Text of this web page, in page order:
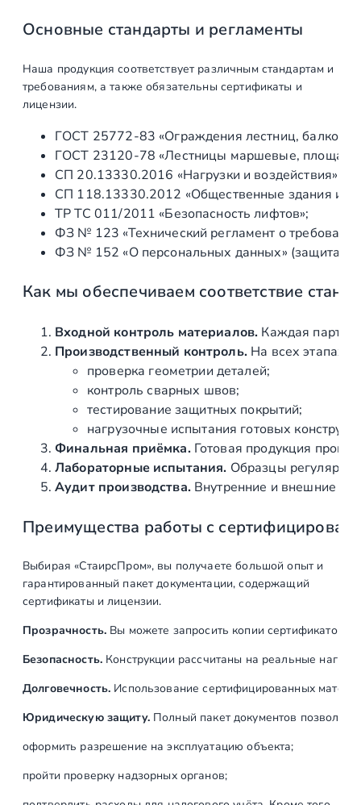
Основные стандарты и регламенты
Наша продукция соответствует различным стандартам и
требованиям, а также обязательны сертификаты и
лицензии.
ГОСТ 25772‑83 «Ограждения лестниц,
ГОСТ 23120‑78 «Лестницы маршевые,
СП 20.13330.2016 «Нагрузки и воздействия»
СП 118.13330.2012 «Общественные здания и
ТР ТС 011/2011 «Безопасность лифтов»;
ФЗ № 123 «Технический регламент о
ФЗ № 152 «О персональных данных» (защита
Как мы обеспечиваем соответствие
Входной контроль материалов. Каждая партия
Производственный контроль.На всех этапах
проверка геометрии деталей;
контроль сварных швов;
тестирование защитных покрытий;
нагрузочные испытания готовых
Финальная приёмка.Готовая продукция
Лабораторные испытания. Образцы регулярно
Аудит производства.Внутренние и внешние
Преимущества работы с
Выбирая «СтаирсПром», вы получаете большой опыт и
гарантированный пакет документации, содержащий
сертификаты и лицензии.
Прозрачность.Вы можете запросить копии сертификатов
Безопасность.Конструкции рассчитаны на реальные
Долговечность. Использование сертифицированных
Юридическую защиту.Полный пакет документов позволяет:
оформить разрешение на эксплуатацию объекта;
пройти проверку надзорных органов;